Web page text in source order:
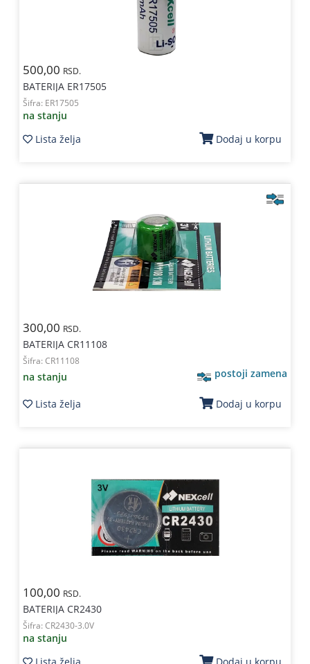
500,00 RSD.
BATERIJA ER17505
Šifra: ER17505
na stanju
Lista želja
Dodaj u korpu
300,00 RSD.
BATERIJA CR11108
Šifra: CR11108
na stanju postoji zamena
Lista želja Dodaj u korpu
100,00 RSD.
BATERIJA CR2430
Šifra: CR2430-3.0V
na stanju
Lista želja